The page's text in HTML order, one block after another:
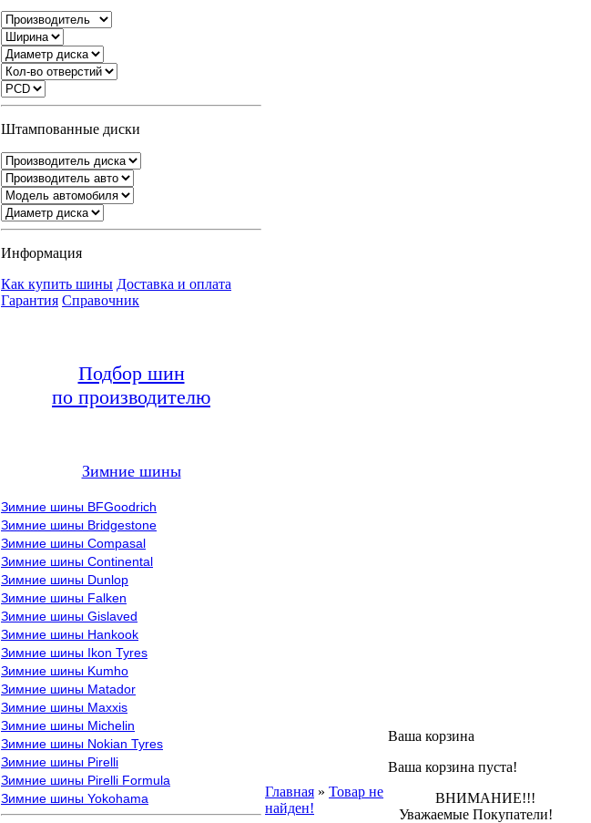
Штампованные диски
Информация
Как купить шины Доставка и оплата
Гарантия Справочник
Подбор шин
по производителю
Зимние шины
Зимние шины BFGoodrich
Зимние шины Bridgestone
Зимние шины Compasal
Зимние шины Continental
Зимние шины Dunlop
Зимние шины Falken
Зимние шины Gislaved
Зимние шины Hankook
Зимние шины Ikon Tyres
Зимние шины Kumho
Зимние шины Matador
Зимние шины Maxxis
Зимние шины Michelin
Зимние шины Nokian Tyres
Зимние шины Pirelli
Зимние шины Pirelli Formula
Зимние шины Yokohama
Главная » Товар не
найден!
Ваша корзина
Ваша корзина пуста!
ВНИМАНИЕ!!!
Уважаемые Покупатели!